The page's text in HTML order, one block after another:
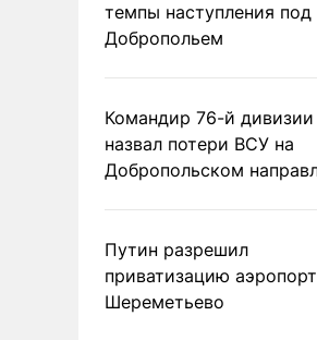
темпы наступления под
Добропольем
Командир 76-й
назвал потери ВСУ на
Добропольском
Путин разрешил
приватизацию
Шереметьево